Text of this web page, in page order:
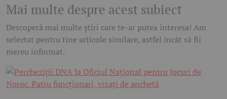
Mai multe despre acest subiect
Descoperă mai multe știri care te-ar putea interesa! Am
selectat pentru tine articole similare, astfel încât să fii
mereu informat.